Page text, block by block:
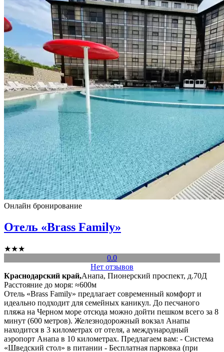
Онлайн бронирование
Отель «Brass Family»
★★★
0.0
Нет отзывов
Краснодарский край,Анапа, Пионерский проспект, д.70Д
Расстояние до моря: ≈600м
Отель «Brass Family» предлагает современный комфорт и
идеально подходит для семейных каникул. До песчаного
пляжа на Черном море отсюда можно дойти пешком всего за 8
минут (600 метров). Железнодорожный вокзал Анапы
находится в 3 километрах от отеля, а международный
аэропорт Анапа в 10 километрах. Предлагаем вам: - Система
«Шведский стол» в питании - Бесплатная парковка (при